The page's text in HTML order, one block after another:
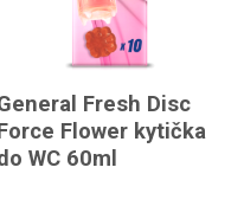
Fresh Disc
Flower kytička
WC 60ml